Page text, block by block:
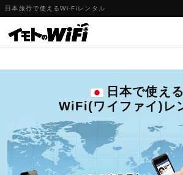
日本旅行で使えるWi-Fiレンタル
日本で使える
WiFi(ワイファイ)レ